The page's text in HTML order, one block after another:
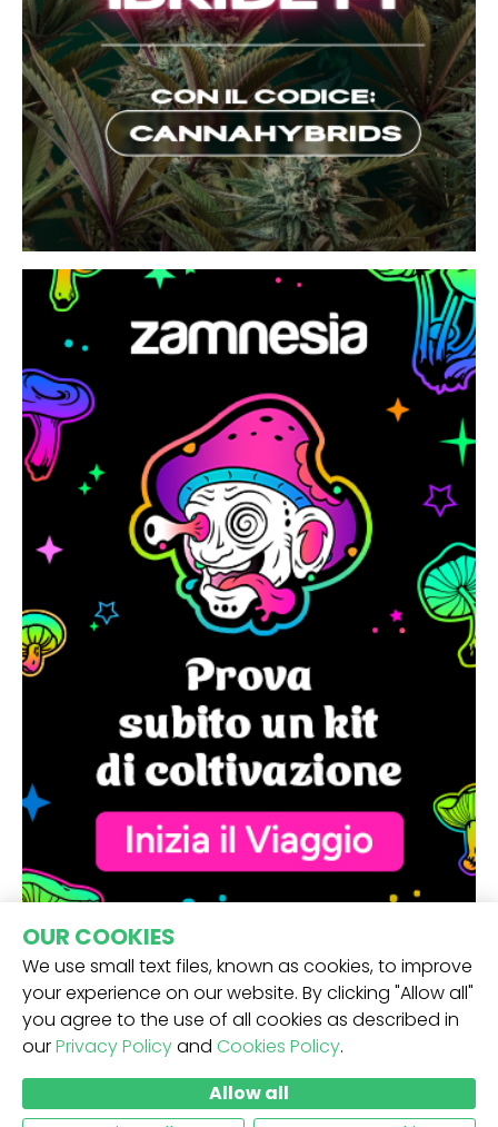
RICEVI LA NOSTRA NEWSLETTER -
INVIO
OUR COOKIES
We use small text files, known as cookies, to improve
your experience on our website. By clicking "Allow all"
you agree to the use of all cookies as described in
ourPrivacy Policyand Cookies Policy.
Allow all